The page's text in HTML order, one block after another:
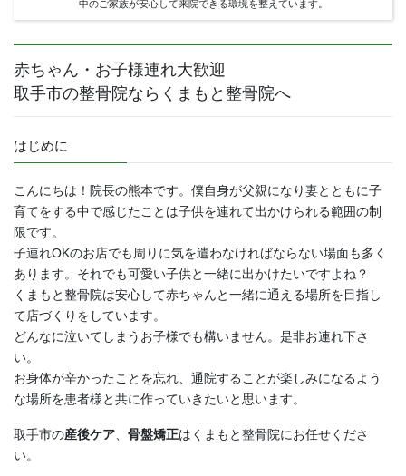
中のご家族が安心して来院できる環境を整えています。
赤ちゃん・お子様連れ大歓迎
取手市の整骨院ならくまもと整骨院へ
はじめに
こんにちは！院長の熊本です。僕自身が父親になり妻とともに子
育てをする中で感じたことは子供を連れて出かけられる範囲の制
限です。
子連れOKのお店でも周りに気を遣わなければならない場面も多く
あります。それでも可愛い子供と一緒に出かけたいですよね？
くまもと整骨院は安心して赤ちゃんと一緒に通える場所を目指し
て店づくりをしています。
どんなに泣いてしまうお子様でも構いません。是非お連れ下さ
い。
お身体が辛かったことを忘れ、通院することが楽しみになるよう
な場所を患者様と共に作っていきたいと思います。
取手市の産後ケア、 骨盤矯正はくまもと整骨院にお任せくださ
い。